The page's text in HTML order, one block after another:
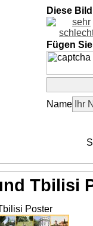
Diese
Fügen
Name
Tbilisi
Poster